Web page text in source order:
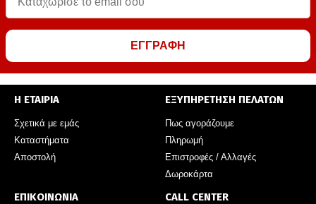
ΕΓΓΡΑΦΗ
Η ΕΤΑΙΡΙΑ
Σχετικά με εμάς
Καταστήματα
Αποστολή
ΕΞΥΠΗΡΕΤΗΣΗ ΠΕΛΑΤΩΝ
Πως αγοράζουμε
Πληρωμή
Επιστροφές / Αλλαγές
Δωροκάρτα
ΕΠΙΚΟΙΝΩΝΙΑ CALL CENTER